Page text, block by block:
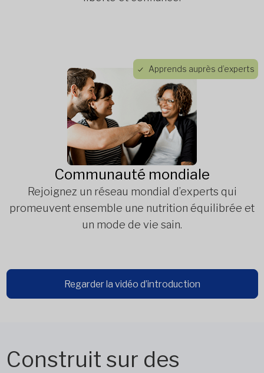
Apprends auprès d’experts
Communauté mondiale
Rejoignez un réseau mondial d’experts qui
promeuvent ensemble une nutrition équilibrée et
un mode de vie sain.
Regarder la vidéo d’introduction
Construit sur des